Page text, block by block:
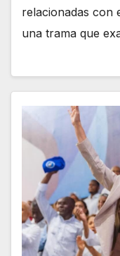
relacionadas con
una trama que